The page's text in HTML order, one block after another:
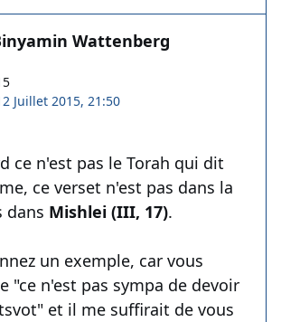
Wattenberg
Juillet 2015, 21:50
ce n'est pas le Torah qui dit
ce verset n'est pas dans la
dans Mishlei (III, 17).
un exemple, car vous
"ce n'est pas sympa de devoir
et il me suffirait de vous